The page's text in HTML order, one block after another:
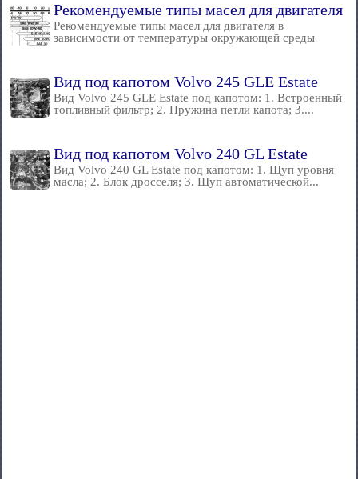
Рекомендуемые типы масел для двигателя
Рекомендуемые типы масел для двигателя в
зависимости от температуры окружающей среды
Вид под капотом Volvo 245 GLE Estate
Вид Volvo 245 GLE Estate под капотом: 1. Встроенный
топливный фильтр; 2. Пружина петли капота; 3....
Вид под капотом Volvo 240 GL Estate
Вид Volvo 240 GL Estate под капотом: 1. Щуп уровня
масла; 2. Блок дросселя; 3. Щуп автоматической...